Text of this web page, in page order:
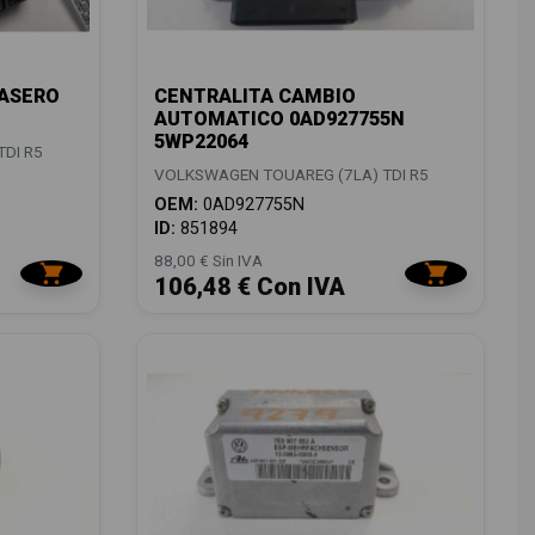
R5
CENTRALITA CAMBIO
AUTOMATICO 0AD927755N
5WP22064
VOLKSWAGEN TOUAREG (7LA) TDI R5
OEM: 0AD927755N
ID: 851894
88,00 € Sin IVA
106,48 € Con IVA